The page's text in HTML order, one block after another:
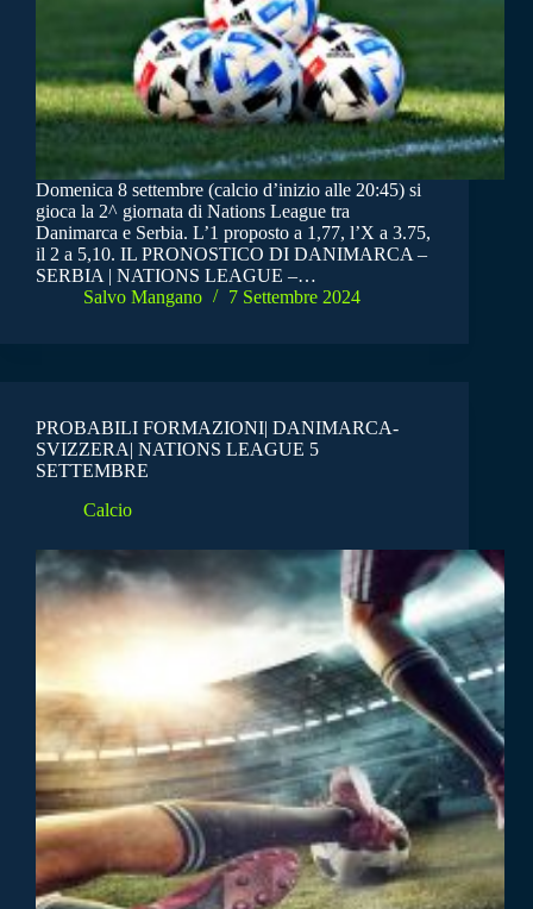
Domenica 8 settembre (calcio d’inizio alle 20:45) si
gioca la 2^ giornata di Nations League tra
Danimarca e Serbia. L’1 proposto a 1,77, l’X a 3.75,
il 2 a 5,10. IL PRONOSTICO DI DANIMARCA –
SERBIA | NATIONS LEAGUE –…
Salvo Mangano
7 Settembre 2024
PROBABILI FORMAZIONI| DANIMARCA-
SVIZZERA| NATIONS LEAGUE 5
SETTEMBRE
Calcio